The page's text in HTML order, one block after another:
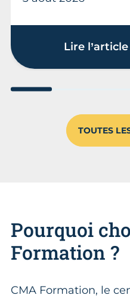
Lire l’article
TOUTES
Pourquoi
Formation ?
CMA Formation, le